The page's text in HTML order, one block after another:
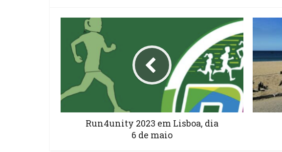
Run4unity 2023 em Lisboa, dia
6 de maio